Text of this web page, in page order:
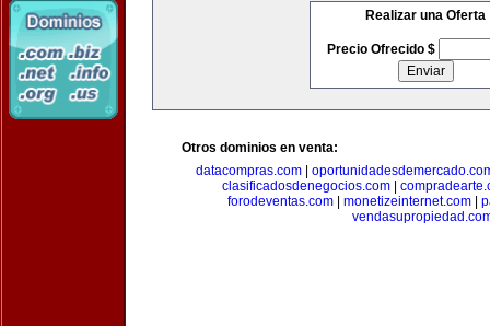
Realizar una Oferta
Precio Ofrecido $
Otros dominios en venta:
datacompras.com
clasificadosdenegocios.com|
forodeventas.com| monetizeinternet.com|